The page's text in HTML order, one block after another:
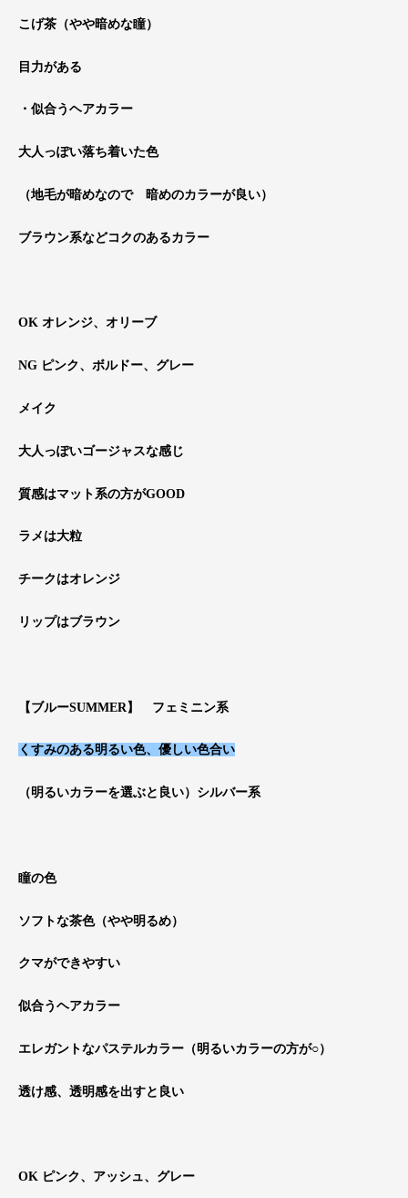
こげ茶（やや暗めな瞳）
目力がある
・似合うヘアカラー
大人っぽい落ち着いた色
（地毛が暗めなので 暗めのカラーが良い）
ブラウン系などコクのあるカラー
OK オレンジ、オリーブ
NG ピンク、ボルドー、グレー
メイク
大人っぽいゴージャスな感じ
質感はマット系の方がGOOD
ラメは大粒
チークはオレンジ
リップはブラウン
【ブルーSUMMER 】 フェミニン系
くすみのある明るい色、優しい色合い
（明るいカラーを選ぶと良い）シルバー系
瞳の色
ソフトな茶色（やや明るめ）
クマができやすい
似合うヘアカラー
エレガントなパステルカラー（明るいカラーの方が○）
透け感、透明感を出すと良い
OK ピンク、アッシュ、グレー